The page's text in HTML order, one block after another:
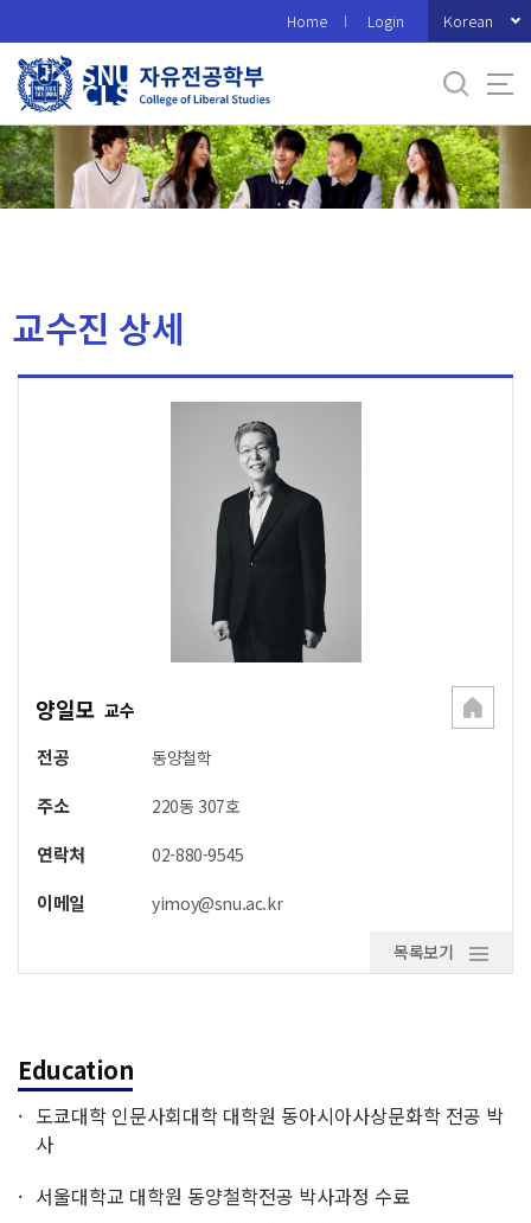
로
메
뉴
Home Login Korean
교수진 상세
양일모 교수
전공 동양철학
주소 220동 307호
연락처 02-880-9545
이메일 yimoy@snu.ac.kr
목록보기
Education
도쿄대학 인문사회대학 대학원 동아시아사상문화학 전공 박
사
서울대학교 대학원 동양철학전공 박사과정 수료